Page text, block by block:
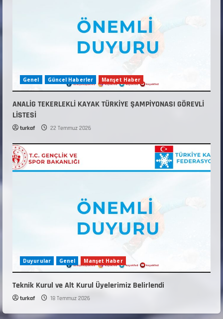
Genel Güncel Haberler Manşet Haber
ANALİG TEKERLEKLİ KAYAK TÜRKİYE ŞAMPİYONASI GÖREVLİ
LİSTESİ
turkaf 22 Temmuz 2026
Duyurular Genel Manşet Haber
Teknik Kurul ve Alt Kurul Üyelerimiz Belirlendi
turkaf 18 Temmuz 2026